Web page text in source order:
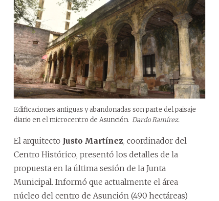
Edificaciones antiguas y abandonadas son parte del paisaje
diario en el microcentro de Asunción. Dardo Ramírez.
El arquitecto Justo Martínez, coordinador del
Centro Histórico, presentó los detalles de la
propuesta en la última sesión de la Junta
Municipal. Informó que actualmente el área
núcleo del centro de Asunción (490 hectáreas)